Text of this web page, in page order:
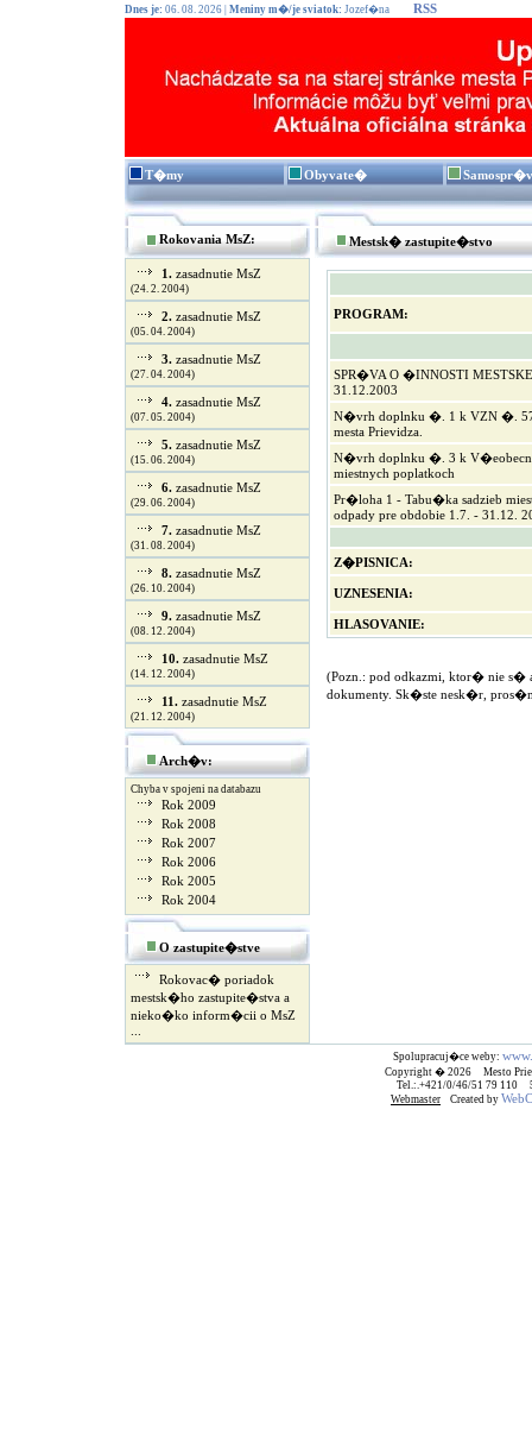
Dnes je: 06. 08. 2026 | Meniny m�/je sviatok: Jozef�na RSS
T�my Obyvate�
Rokovania MsZ:
1. zasadnutie MsZ
(24. 2. 2004)
2. zasadnutie MsZ
(05. 04. 2004)
3. zasadnutie MsZ
(27. 04. 2004)
4. zasadnutie MsZ
(07. 05. 2004)
5. zasadnutie MsZ
(15. 06. 2004)
6. zasadnutie MsZ
(29. 06. 2004)
7. zasadnutie MsZ
(31. 08. 2004)
8. zasadnutie MsZ
(26. 10. 2004)
9. zasadnutie MsZ
(08. 12. 2004)
10. zasadnutie MsZ
(14. 12. 2004)
11. zasadnutie MsZ
(21. 12. 2004)
Arch�v:
Chyba v spojeni na databazu
Rok 2009
Rok 2008
Rok 2007
Rok 2006
Rok 2005
Rok 2004
O zastupite�stve
Rokovac� poriadok
mestsk�ho zastupite�stva a
nieko�ko inform�cii o MsZ
Mestsk� zastupite�stvo
PROGRAM:
SPR�VA O �INNOSTI
31.12.2003
N�vrh doplnku �. 1 k VZN �.
mesta Prievidza.
N�vrh doplnku �. 3 k
miestnych poplatkoch
Pr�loha 1 - Tabu�ka sadzieb
odpady pre obdobie 1.7. - 31.12.
Z�PISNICA:
UZNESENIA:
HLASOVANIE:
(Pozn.: pod odkazmi, ktor� nie
dokumenty. Sk�ste nesk�r,
Spolupracuj�ce weby:
Copyright � 2026 Mesto
Tel.:.+421/0/46/51 79 110
Webmaster Created by